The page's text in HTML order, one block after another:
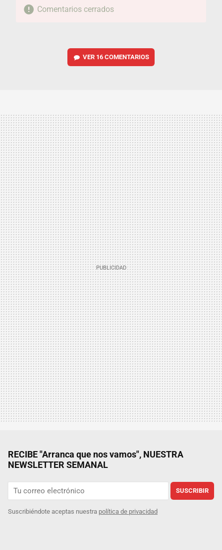
Comentarios cerrados
VER 16 COMENTARIOS
RECIBE "Arranca que nos vamos", NUESTRA
NEWSLETTER SEMANAL
SUSCRIBIR
Suscribiéndote aceptas nuestra política de privacidad